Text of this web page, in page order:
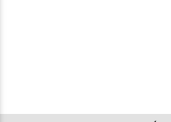
conquistan, estampados